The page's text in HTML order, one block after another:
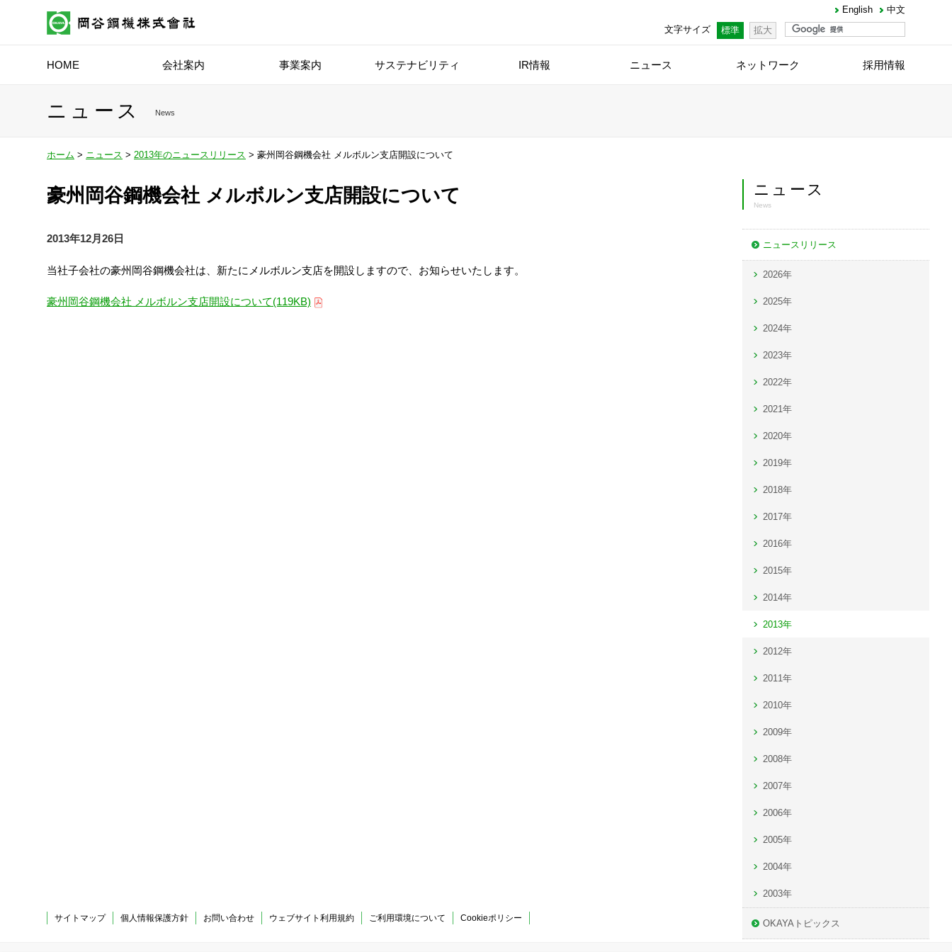
English
中文
文字サイズ
標準 拡大
HOME 会社案内 事業案内 サステナビリティ IR情報 ニュース ネットワーク 採用情報
ニュース News
ホーム > ニュース > 2013年のニュースリリース > 豪州岡谷鋼機会社 メルボルン支店開設について
豪州岡谷鋼機会社 メルボルン支店開設について
2013年12月26日
当社子会社の豪州岡谷鋼機会社は、新たにメルボルン支店を開設しますので、お知らせいたします。
豪州岡谷鋼機会社 メルボルン支店開設について(119KB)
ニュース
News
ニュースリリース
2026年
2025年
2024年
2023年
2022年
2021年
2020年
2019年
2018年
2017年
2016年
2015年
2014年
2013年
2012年
2011年
2010年
2009年
2008年
2007年
2006年
2005年
2004年
2003年
OKAYAトピックス
サイトマップ 個人情報保護方針 お問い合わせ ウェブサイト利用規約 ご利用環境について Cookieポリシー